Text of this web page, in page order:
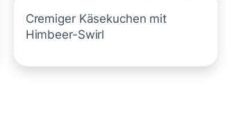
Cremiger Käsekuchen mit
Himbeer-Swirl